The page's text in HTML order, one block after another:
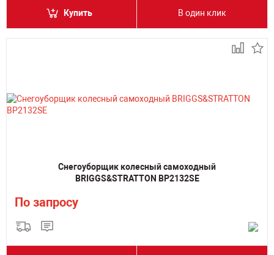
Купить В один клик
Снегоуборщик колесный самоходный
BRIGGS&STRATTON BP2132SE
По запросу